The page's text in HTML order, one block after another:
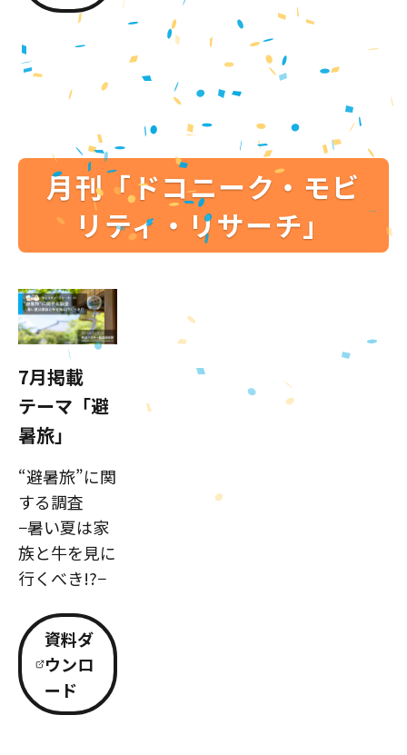
月刊「ドコニーク・モビ
リティ・リサーチ」
7月掲載
テーマ「避
暑旅」
“避暑旅”に関
する調査
−暑い夏は家
族と牛を見に
行くべき!?−
資料ダ
ウンロ
ード